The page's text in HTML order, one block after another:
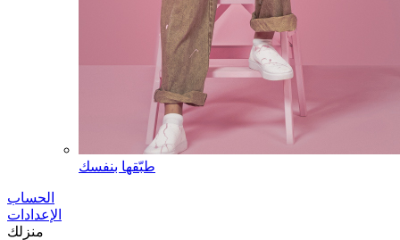
طبّقها بنفسك
الحساب
الإعدادات
منزلك